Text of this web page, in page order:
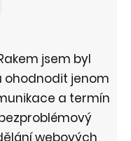
jsem byl
ohodnodit jenom
a termín